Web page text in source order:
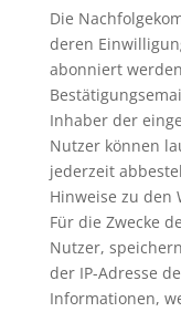
Die
deren
abonniert
Inhaber der
Nutzer können
jederzeit
Hinweise zu den
Für die Zwecke
Nutzer,
der IP-Adresse
Informationen,